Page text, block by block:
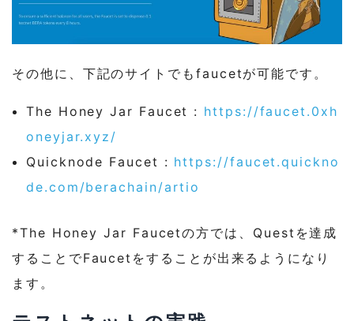
その他に、下記のサイトでもfaucetが可能です。
The Honey Jar Faucet : https://faucet.0xh
oneyjar.xyz/
Quicknode Faucet : https://faucet.quickno
de.com/berachain/artio
*The Honey Jar Faucetの方では、Questを達成
することでFaucetをすることが出来るようになり
ます。